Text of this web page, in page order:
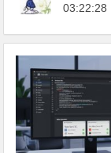
03:22:28